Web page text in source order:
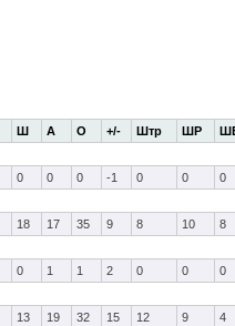
Ш А О +/- Штр ШР
0 0 0 -1 0 0
0
18 17 35 9 8 10
8
0 1 1 2 0 0
0
13 19 32 15 12 9
4